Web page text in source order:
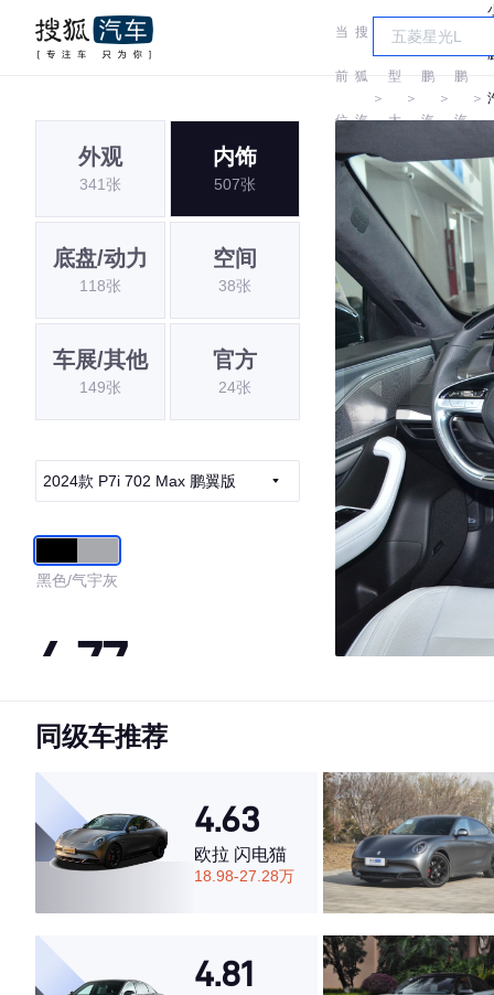
当
前
位
置:
搜
狐
汽
车
＞
车
型
大
全
＞
小
鹏
汽
车
＞
小
鹏
汽
车
＞
外观
341张
内饰
507张
底盘/动力
118张
空间
38张
车展/其他
149张
官方
24张
2024款 P7i 702 Max 鹏翼版
黑色/气宇灰
4.77
·外观表现较为优秀，优于86%同级车
·空间表现一般，低于65%同级车
同级车推荐
4.63
欧拉 闪电猫
18.98-27.28万
4.81